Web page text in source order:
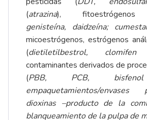
(atrazina),
genisteína, daidzeína;
micoestrógenos, estrógenos
(dietiletilbestrol, clomifen
contaminantes derivados de
(PBB, PCB,
empaquetamientos/
dioxinas –producto de la
blanqueamiento de la pulpa de